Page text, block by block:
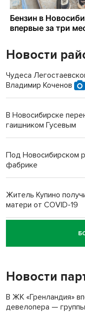
Новости
Чудеса
Владимир Коченов
В Новосибирске
гаишником Гусевым
Под Новосибирском
фабрике
Житель Купино
матери от COVID-19
Новосибирский суд
пенсионерки на
«Мы живём на
терроризируют
Новости
В ЖК «Гренландия»
девелопера —